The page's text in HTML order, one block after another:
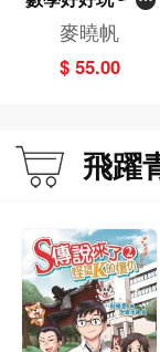
河大戰－數字和
數量
麥曉帆
$ 55.00
飛躍